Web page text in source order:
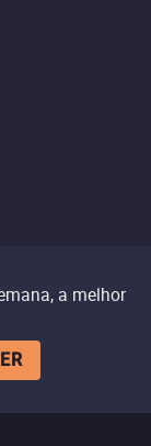
a melhor